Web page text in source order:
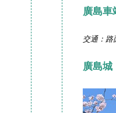
廣島車
交通：路
廣島城